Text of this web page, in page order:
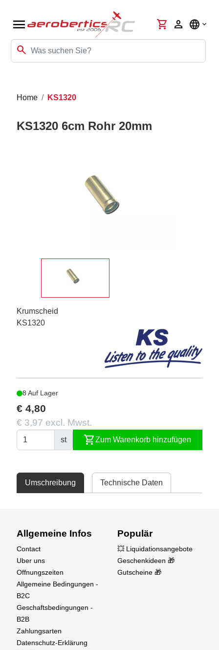
menu
search
shopping_cart person language
Home KS1320
KS1320 6cm Rohr 20mm
Krumscheid
KS1320
8 Auf Lager
€ 4,80
€ 3,97 excl. Mwst.
st shopping_cartZum Warenkorb hinzufügen
Umschreibung Technische Daten
Allgemeine Infos
Contact
Uber uns
Offnungszeiten
Allgemeine Bedingungen -
B2C
Geschaftsbedingungen -
B2B
Zahlungsarten
Datenschutz-Erklärung
Populär
💥 Liquidationsangebote
Geschenkideen 🎁
Gutscheine 🎁